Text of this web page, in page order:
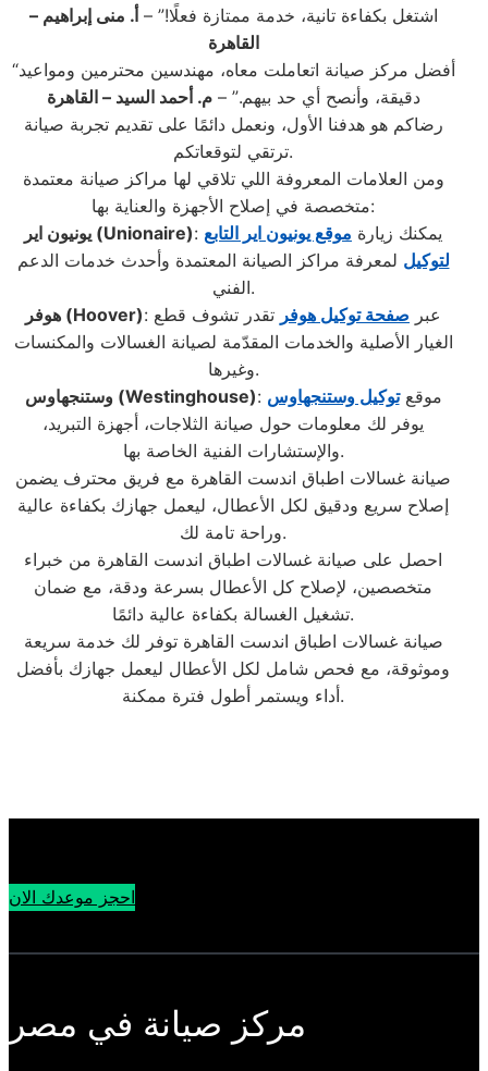
اشتغل بكفاءة تانية، خدمة ممتازة فعلًا!” – أ. منى إبراهيم –
القاهرة
“أفضل مركز صيانة اتعاملت معاه، مهندسين محترمين ومواعيد
دقيقة، وأنصح أي حد بيهم.” –م. أحمد السيد – القاهرة
رضاكم هو هدفنا الأول، ونعمل دائمًا على تقديم تجربة صيانة
ترتقي لتوقعاتكم.
ومن العلامات المعروفة اللي تلاقي لها مراكز صيانة معتمدة
متخصصة في إصلاح الأجهزة والعناية بها:
يونيون اير (Unionaire) : يمكنك زيارة موقع يونيون اير التابع
لتوكيل لمعرفة مراكز الصيانة المعتمدة وأحدث خدمات الدعم
الفني.
هوفر (Hoover) : عبر صفحة توكيل هوفر تقدر تشوف قطع
الغيار الأصلية والخدمات المقدّمة لصيانة الغسالات والمكنسات
وغيرها.
وستنجهاوس(Westinghouse) : موقعتوكيل وستنجهاوس
يوفر لك معلومات حول صيانة الثلاجات، أجهزة التبريد،
والإستشارات الفنية الخاصة بها.
صيانة غسالات اطباق اندست القاهرة مع فريق محترف يضمن
إصلاح سريع ودقيق لكل الأعطال، ليعمل جهازك بكفاءة عالية
وراحة تامة لك.
احصل على صيانة غسالات اطباق اندست القاهرة من خبراء
متخصصين، لإصلاح كل الأعطال بسرعة ودقة، مع ضمان
تشغيل الغسالة بكفاءة عالية دائمًا.
صيانة غسالات اطباق اندست القاهرة توفر لك خدمة سريعة
وموثوقة، مع فحص شامل لكل الأعطال ليعمل جهازك بأفضل
أداء ويستمر أطول فترة ممكنة.
احجز موعدك الان
مركز صيانة في مصر